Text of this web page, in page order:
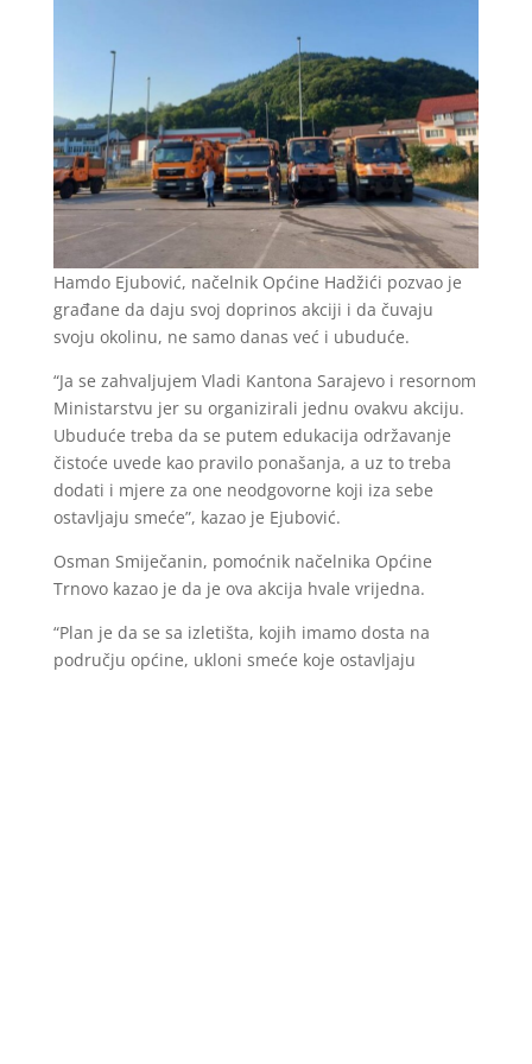
Hamdo Ejubović, načelnik Općine Hadžići pozvao je
građane da daju svoj doprinos akciji i da čuvaju
svoju okolinu, ne samo danas već i ubuduće.
“Ja se zahvaljujem Vladi Kantona Sarajevo i resornom
Ministarstvu jer su organizirali jednu ovakvu akciju.
Ubuduće treba da se putem edukacija održavanje
čistoće uvede kao pravilo ponašanja, a uz to treba
dodati i mjere za one neodgovorne koji iza sebe
ostavljaju smeće”, kazao je Ejubović.
Osman Smiječanin, pomoćnik načelnika Općine
Trnovo kazao je da je ova akcija hvale vrijedna.
“Plan je da se sa izletišta, kojih imamo dosta na
području općine, ukloni smeće koje ostavljaju